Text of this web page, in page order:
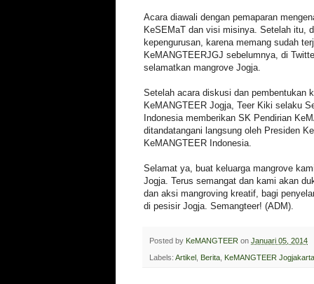
Acara diawali dengan pemaparan
KeSEMaT dan visi misinya. Setelah itu,
kepengurusan, karena memang sudah
KeMANGTEERJGJ sebelumnya, di
selamatkan mangrove Jogja.
Setelah acara diskusi dan pembentukan
KeMANGTEER Jogja, Teer Kiki selaku
Indonesia memberikan SK Pendirian
ditandatangani langsung oleh Presiden
KeMANGTEER Indonesia.
Selamat ya, buat keluarga mangrove
Jogja. Terus semangat dan kami akan
dan aksi mangroving kreatif, bagi
di pesisir Jogja. Semangteer! (ADM).
Posted by KeMANGTEER on Januari 05, 2014
Labels: Artikel Berita KeMANGTEER Jogjakarta